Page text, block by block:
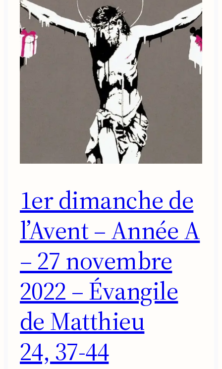
1er dimanche de
l’Avent – Année A
– 27 novembre
2022 – Évangile
de Matthieu
24, 37-44